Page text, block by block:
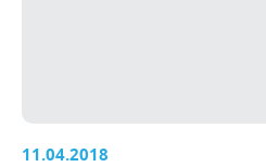
11.04.2018